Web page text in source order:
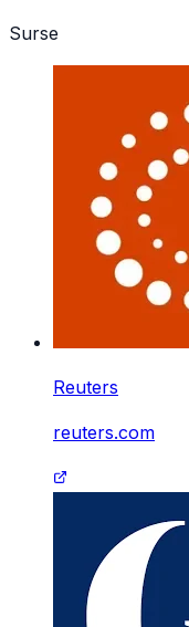
Surse
Reuters
reuters.com